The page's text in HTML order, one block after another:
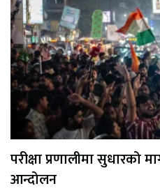
परीक्षा प्रणालीमा सुधारको
आन्दोलन